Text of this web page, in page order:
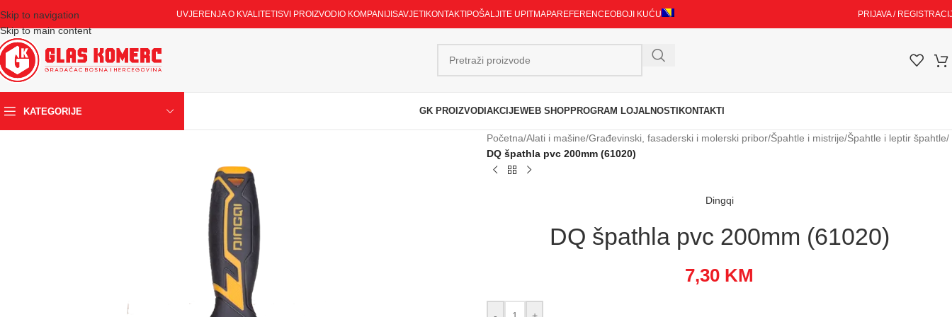
Skip to navigation
Skip to main content
UVJERENJA O KVALITETI SVI PROIZVODI O KOMPANIJI SAVJETI KONTAKTI POŠALJITE UPITMAPAREFERENCEOBOJI KUĆU PRIJAVA /
KATEGORIJE GK PROIZVODI AKCIJEWEB SHOPPROGRAM LOJALNOSTI KONTAKTI
Početna/Alati i mašine/Građevinski, fasaderski i molerski pribor/Špahtle i mistrije/Špahtle i leptir špahtle/
DQ špathla pvc 200mm (61020)
Dingqi
DQ špathla pvc 200mm (61020)
7,30 KM